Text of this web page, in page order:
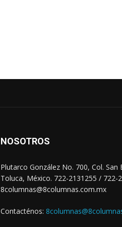
NOSOTROS
Plutarco González No. 700, Col. San
Toluca, México. 722-2131255 / 722-
8columnas@8columnas.com.mx
Contacténos: